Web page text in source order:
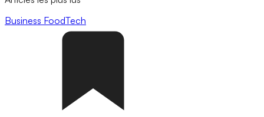
Business FoodTech